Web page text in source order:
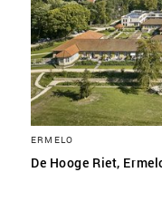
ERMELO
De Hooge Riet,